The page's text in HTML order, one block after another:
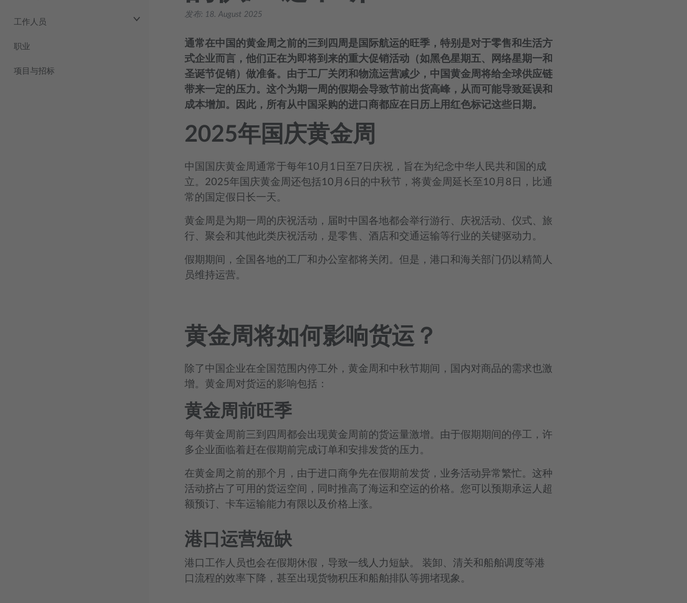
工作人员
职业
项目与招标
发布: 18. August 2025
通常在中国的黄金周之前的三到四周是国际航运的旺季，特别是对于零售和生活方
式企业而言，他们正在为即将到来的重大促销活动（如黑色星期五、网络星期一和
圣诞节促销）做准备。由于工厂关闭和物流运营减少，中国黄金周将给全球供应链
带来一定的压力。这个为期一周的假期会导致节前出货高峰，从而可能导致延误和
成本增加。因此，所有从中国采购的进口商都应在日历上用红色标记这些日期。
2025年国庆黄金周
中国国庆黄金周通常于每年10月1日至7日庆祝，旨在为纪念中华人民共和国的成
立。2025年国庆黄金周还包括10月6日的中秋节，将黄金周延长至10月8日，比通
常的国定假日长一天。
黄金周是为期一周的庆祝活动，届时中国各地都会举行游行、庆祝活动、仪式、旅
行、聚会和其他此类庆祝活动，是零售、酒店和交通运输等行业的关键驱动力。
假期期间，全国各地的工厂和办公室都将关闭。但是，港口和海关部门仍以精简人
员维持运营。
黄金周将如何影响货运？
除了中国企业在全国范围内停工外，黄金周和中秋节期间，国内对商品的需求也激
增。黄金周对货运的影响包括：
黄金周前旺季
每年黄金周前三到四周都会出现黄金周前的货运量激增。由于假期期间的停工，许
多企业面临着赶在假期前完成订单和安排发货的压力。
在黄金周之前的那个月，由于进口商争先在假期前发货，业务活动异常繁忙。这种
活动挤占了可用的货运空间，同时推高了海运和空运的价格。您可以预期承运人超
额预订、卡车运输能力有限以及价格上涨。
港口运营短缺
港口工作人员也会在假期休假，导致一线人力短缺。
装卸、清关和船舶调度等港
口流程的效率下降，甚至出现货物积压和船舶排队等拥堵现象。